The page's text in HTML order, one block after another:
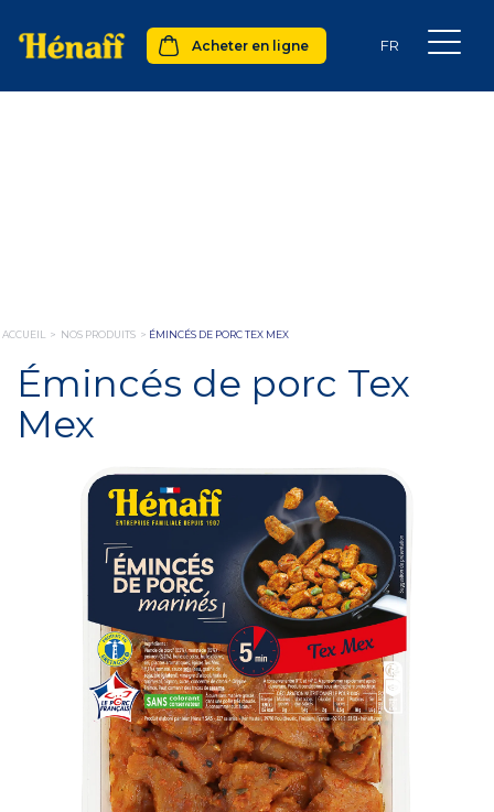
Acheter en ligne
ACCUEIL > NOS PRODUITS > ÉMINCÉS DE PORC TEX MEX
Émincés de porc Tex
Mex